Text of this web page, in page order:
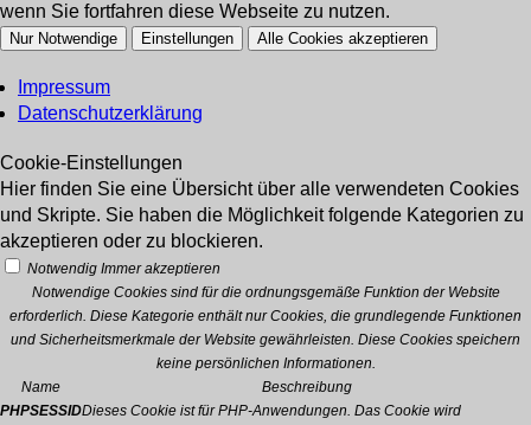
wenn Sie fortfahren diese Webseite zu nutzen.
Nur Notwendige Einstellungen Alle Cookies akzeptieren
Impressum
Datenschutzerklärung
Cookie-Einstellungen
Hier finden Sie eine Übersicht über alle verwendeten Cookies
und Skripte. Sie haben die Möglichkeit folgende Kategorien zu
akzeptieren oder zu blockieren.
Notwendig Immer akzeptieren
Notwendige Cookies sind für die ordnungsgemäße Funktion der Website
erforderlich. Diese Kategorie enthält nur Cookies, die grundlegende Funktionen
und Sicherheitsmerkmale der Website gewährleisten. Diese Cookies speichern
keine persönlichen Informationen.
Name
Beschreibung
PHPSESSIDDieses Cookie ist für PHP-Anwendungen. Das Cookie wird